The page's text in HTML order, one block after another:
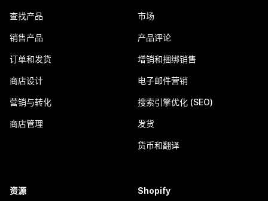
查找产品
销售产品
订单和发货
商店设计
营销与转化
商店管理
市场
产品评论
增销和捆绑销售
电子邮件营销
搜索引擎优化 (SEO)
发货
货币和翻译
资源 Shopify